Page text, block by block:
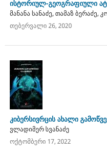
ისტორიულ-გეოგრაფიული
მანანა სანაძე, თამაზ ბერაძე,
თებერვალი 26, 2020
კიბერსივრცის ახალი
ვლადიმერ სვანაძე
ოქტომბერი 17, 2022